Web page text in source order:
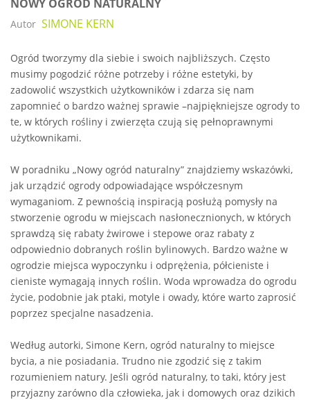
NOWY OGRÓD NATURALNY
Autor SIMONE KERN
Ogród tworzymy dla siebie i swoich najbliższych. Często
musimy pogodzić różne potrzeby i różne estetyki, by
zadowolić wszystkich użytkowników i zdarza się nam
zapomnieć o bardzo ważnej sprawie –najpiękniejsze ogrody to
te, w których rośliny i zwierzęta czują się pełnoprawnymi
użytkownikami.
W poradniku „Nowy ogród naturalny” znajdziemy wskazówki,
jak urządzić ogrody odpowiadające współczesnym
wymaganiom. Z pewnością inspiracją posłużą pomysły na
stworzenie ogrodu w miejscach nasłonecznionych, w których
sprawdzą się rabaty żwirowe i stepowe oraz rabaty z
odpowiednio dobranych roślin bylinowych. Bardzo ważne w
ogrodzie miejsca wypoczynku i odprężenia, półcieniste i
cieniste wymagają innych roślin. Woda wprowadza do ogrodu
życie, podobnie jak ptaki, motyle i owady, które warto zaprosić
poprzez specjalne nasadzenia.
Według autorki, Simone Kern, ogród naturalny to miejsce
bycia, a nie posiadania. Trudno nie zgodzić się z takim
rozumieniem natury. Jeśli ogród naturalny, to taki, który jest
przyjazny zarówno dla człowieka, jak i domowych oraz dzikich